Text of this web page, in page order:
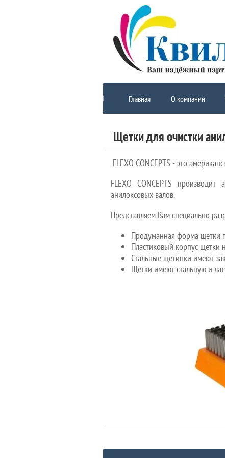
Главная О компании
Щетки для очистки
FLEXO CONCEPTS - это
FLEXO CONCEPTS
анилоксовых валов.
Представляем Вам специально
Продуманная форма щетки
Пластиковый корпус щетки
Стальные щетинки имеют
Щетки имеют стальную и